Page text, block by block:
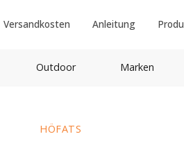
Versandkosten Anleitung
Outdoor Marken
HÖFATS